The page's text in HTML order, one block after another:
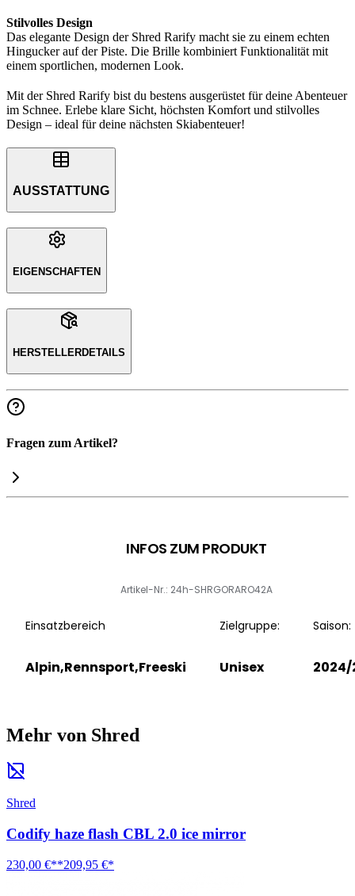
Stilvolles Design
Das elegante Design der Shred Rarify macht sie zu einem echten
Hingucker auf der Piste. Die Brille kombiniert Funktionalität mit
einem sportlichen, modernen Look.
Mit der Shred Rarify bist du bestens ausgerüstet für deine Abenteuer
im Schnee. Erlebe klare Sicht, höchsten Komfort und stilvolles
Design – ideal für deine nächsten Skiabenteuer!
AUSSTATTUNG
EIGENSCHAFTEN
HERSTELLERDETAILS
Fragen zum Artikel?
INFOS ZUM PRODUKT
Artikel-Nr.: 24h-SHRGORARO42A
Einsatzbereich
Alpin,Rennsport,Freeski
Zielgruppe:
Unisex
Saison:
2024/
Mehr von Shred
Shred
Codify haze flash CBL 2.0 ice mirror
230,00 €**209,95 €*